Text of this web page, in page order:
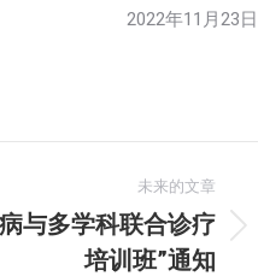
2022年11月23日
未来的文章
与多学科联合诊疗
培训班”通知